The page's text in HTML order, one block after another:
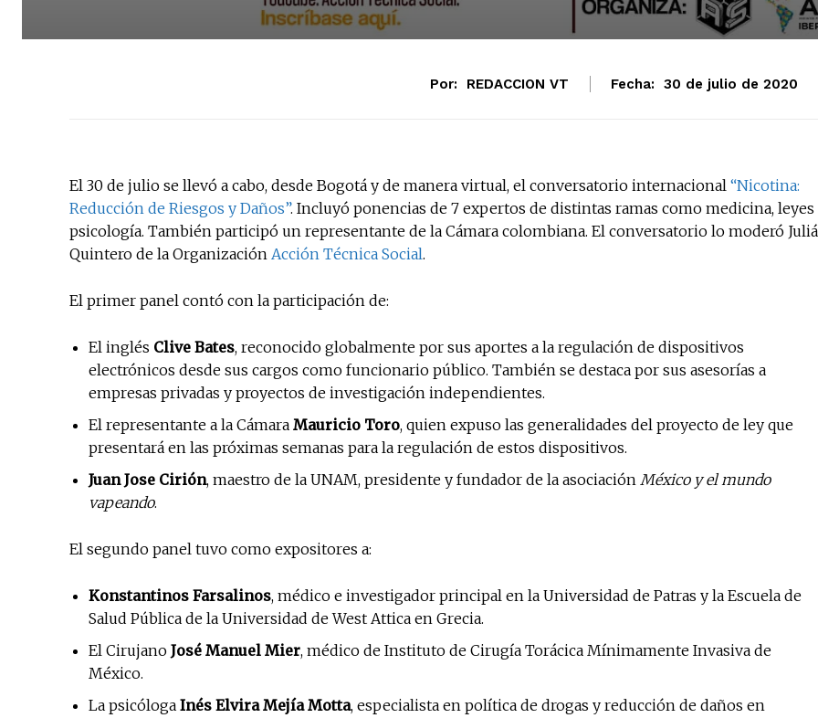
No te pierdas de
noticias
Suscríbete a nuestro boletín
noticias del vapeo y la
Subscribe to our daily
of vaping and tobacco harm
Por: REDACCION VT Fecha: 30 de julio de 2020
El 30 de julio se llevó a cabo, desde Bogotá y de manera virtual, el conversatorio internacional “Nicotina:
Reducción de Riesgos y Daños”. Incluyó ponencias de 7 expertos de distintas ramas como medicina, leyes
psicología. También participó un representante de la Cámara colombiana. El conversatorio lo moderó
Quintero de la Organización Acción Técnica Social.
El primer panel contó con la participación de:
El inglés Clive Bates, reconocido globalmente por sus aportes a la regulación de dispositivos
electrónicos desde sus cargos como funcionario público. También se destaca por sus asesorías a
empresas privadas y proyectos de investigación independientes.
El representante a la Cámara Mauricio Toro, quien expuso las generalidades del proyecto de ley que
presentará en las próximas semanas para la regulación de estos dispositivos.
Juan Jose Cirión, maestro de la UNAM, presidente y fundador de la asociación México y el mundo
vapeando.
El segundo panel tuvo como expositores a:
Konstantinos Farsalinos, médico e investigador principal en la Universidad de Patras y la Escuela de
Salud Pública de la Universidad de West Attica en Grecia.
El Cirujano José Manuel Mier, médico de Instituto de Cirugía Torácica Mínimamente Invasiva de
México.
La psicóloga Inés Elvira Mejía Motta, especialista en política de drogas y reducción de daños en